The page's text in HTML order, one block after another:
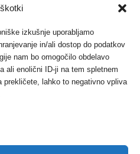
izkušnje uporabljamo
in/ali dostop do podatkov
nam bo omogočilo obdelavo
ali enolični ID-ji na tem spletnem
prekličete, lahko to negativno vpliva
elektrarnam na Ojstrici, v
bolj...
2017
v korist elektrarnam
cvetličarskega mojstra Andreja